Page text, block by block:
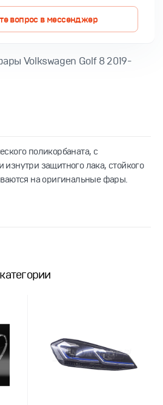
вопрос в мессенджер
Volkswagen Golf 8 2019-
поликорбаната, с
защитного лака, стойкого
на оригинальные фары.